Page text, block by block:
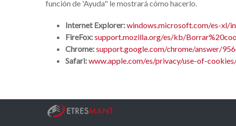
función de 'Ayuda" le mostrará cómo hacerlo.
Internet Explorer:windows.microsoft.com/es-xl/
FireFox:support.mozilla.org/es/kb/
Chrome:support.google.com/chrome/answer/
Safari:www.apple.com/es/privacy/use-of-